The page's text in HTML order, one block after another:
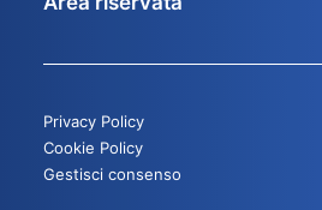
Privacy Policy
Cookie Policy
Gestisci consenso